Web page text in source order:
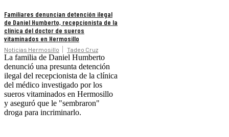
Familiares denuncian detención ilegal
de Daniel Humberto, recepcionista de la
clínica del doctor de sueros
vitaminados en Hermosillo
Noticias Hermosillo Tadeo Cruz
La familia de Daniel Humberto
denunció una presunta detención
ilegal del recepcionista de la clínica
del médico investigado por los
sueros vitaminados en Hermosillo
y aseguró que le "sembraron"
droga para incriminarlo.